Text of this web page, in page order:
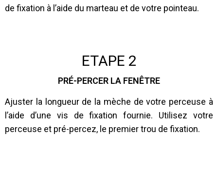
de fixation à l’aide du marteau et de votre pointeau.
ETAPE 2
PRÉ-PERCER LA FENÊTRE
Ajuster la longueur de la mèche de votre perceuse à
l’aide d’une vis de fixation fournie. Utilisez votre
perceuse et pré-percez, le premier trou de fixation.